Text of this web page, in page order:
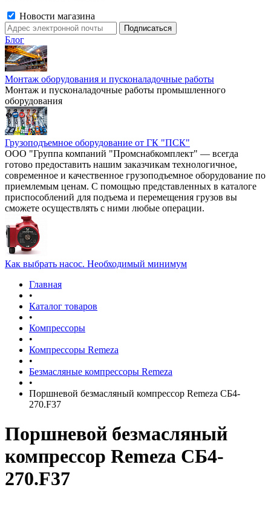
Новости магазина
Блог
Монтаж оборудования и пусконаладочные работы
Монтаж и пусконаладочные работы промышленного
оборудования
Грузоподъемное оборудование от ГК "ПСК"
ООО "Группа компаний "Промснабкомплект" — всегда
готово предоставить нашим заказчикам технологичное,
современное и качественное грузоподъемное оборудование по
приемлемым ценам. С помощью представленных в каталоге
приспособлений для подъема и перемещения грузов вы
сможете осуществлять с ними любые операции.
Как выбрать насос. Необходимый минимум
Главная
•
Каталог товаров
•
Компрессоры
•
Компрессоры Remeza
•
Безмасляные компрессоры Remeza
•
Поршневой безмасляный компрессор Remeza СБ4-
270.F37
Поршневой безмасляный
компрессор Remeza СБ4-
270.F37